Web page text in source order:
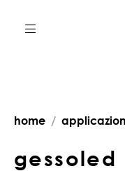
home
gessoled